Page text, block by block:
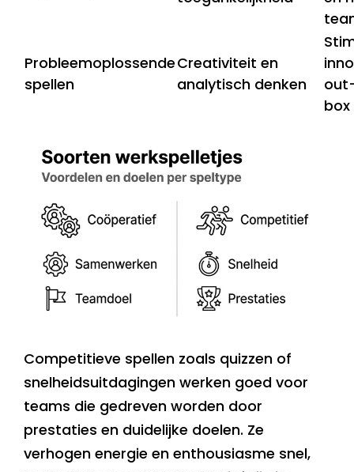
Probleemoplossende
spellen
Creativiteit en
analytisch denken
box
Competitieve spellen zoals quizzen of
snelheidsuitdagingen werken goed voor
teams die gedreven worden door
prestaties en duidelijke doelen. Ze
verhogen energie en enthousiasme snel,